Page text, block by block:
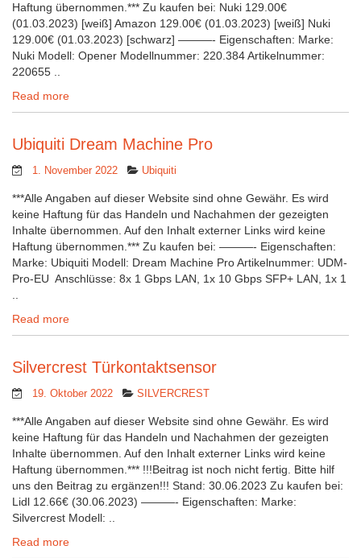
Haftung übernommen.*** Zu kaufen bei: Nuki 129.00€
(01.03.2023) [weiß] Amazon 129.00€ (01.03.2023) [weiß] Nuki
129.00€ (01.03.2023) [schwarz] ———- Eigenschaften: Marke:
Nuki Modell: Opener Modellnummer: 220.384 Artikelnummer:
220655 ..
Read more
Ubiquiti Dream Machine Pro
1. November 2022 Ubiquiti
***Alle Angaben auf dieser Website sind ohne Gewähr. Es wird
keine Haftung für das Handeln und Nachahmen der gezeigten
Inhalte übernommen. Auf den Inhalt externer Links wird keine
Haftung übernommen.*** Zu kaufen bei: ———- Eigenschaften:
Marke: Ubiquiti Modell: Dream Machine Pro Artikelnummer: UDM-
Pro-EU Anschlüsse: 8x 1 Gbps LAN, 1x 10 Gbps SFP+ LAN, 1x 1
Read more
Silvercrest Türkontaktsensor
19. Oktober 2022 SILVERCREST
***Alle Angaben auf dieser Website sind ohne Gewähr. Es wird
keine Haftung für das Handeln und Nachahmen der gezeigten
Inhalte übernommen. Auf den Inhalt externer Links wird keine
Haftung übernommen.*** !!!Beitrag ist noch nicht fertig. Bitte hilf
uns den Beitrag zu ergänzen!!! Stand: 30.06.2023 Zu kaufen bei:
Lidl 12.66€ (30.06.2023) ———- Eigenschaften: Marke:
Silvercrest Modell: ..
Read more